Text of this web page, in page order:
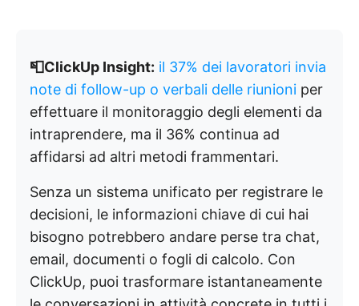
📮ClickUp Insight: il 37% dei lavoratori invia
note di follow-up o verbali delle riunioni per
effettuare il monitoraggio degli elementi da
intraprendere, ma il 36% continua ad
affidarsi ad altri metodi frammentari.
Senza un sistema unificato per registrare le
decisioni, le informazioni chiave di cui hai
bisogno potrebbero andare perse tra chat,
email, documenti o fogli di calcolo. Con
ClickUp, puoi trasformare istantaneamente